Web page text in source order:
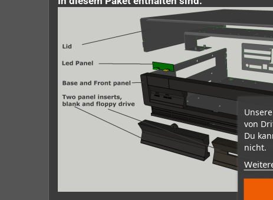
von
Du
nicht.